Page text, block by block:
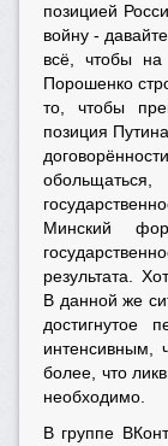
позицией
войну -
всё, чтобы на
Порошенко
то, чтобы
позиция
Минский
результата.
В данной же
достигнутое
более, что
необходимо.
В группе